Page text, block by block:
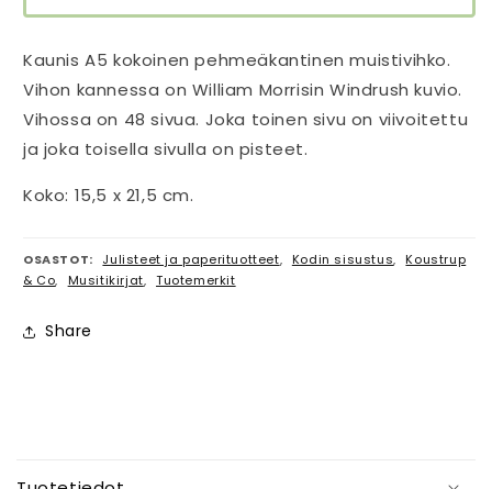
Kaunis A5 kokoinen pehmeäkantinen muistivihko.
Vihon kannessa on William Morrisin Windrush kuvio.
Vihossa on 48 sivua. Joka toinen sivu on viivoitettu
ja joka toisella sivulla on pisteet.
Koko: 15,5 x 21,5 cm.
OSASTOT: Julisteet ja paperituotteet, Kodin sisustus,
Koustrup
& Co, Musitikirjat, Tuotemerkit
Share